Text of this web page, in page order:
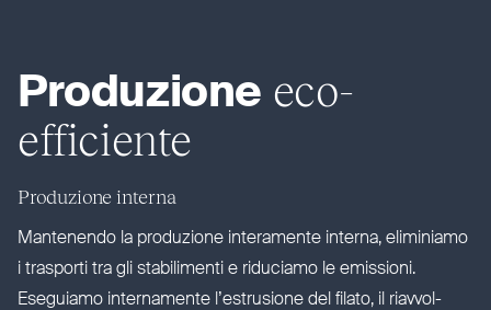
Produzione eco-
efficiente
Produzione interna
Man­tenendo la pro­duzione inte­ramente interna, eli­miniamo
i trasporti tra gli sta­bi­limenti e riduciamo le emissioni.
Eseguiamo inter­namente l’e­strusione del filato, il riav­vol­